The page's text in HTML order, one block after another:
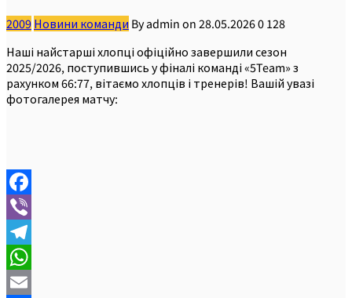
2009 Новини команди Byadmin on 28.05.20260 128
Наші найстарші хлопці офіційно завершили сезон
2025/2026, поступившись у фіналі команді «5Team» з
рахунком 66:77, вітаємо хлопців і тренерів! Вашій увазі
фотогалерея матчу:
Facebook
Viber
Telegram
WhatsApp